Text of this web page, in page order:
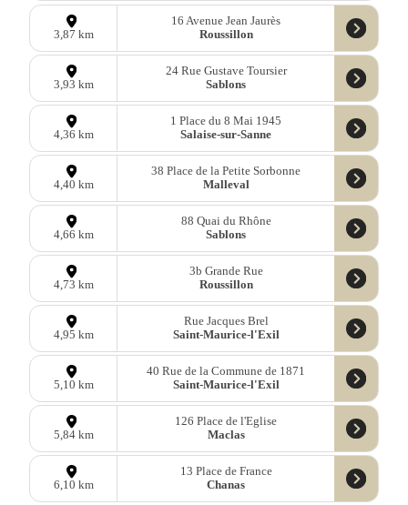
3,87 km
16 Avenue Jean Jaurès
Roussillon
3,93 km
24 Rue Gustave Toursier
Sablons
4,36 km
1 Place du 8 Mai 1945
Salaise-sur-Sanne
4,40 km
38 Place de la Petite Sorbonne
Malleval
4,66 km
88 Quai du Rhône
Sablons
4,73 km
3b Grande Rue
Roussillon
4,95 km
Rue Jacques Brel
Saint-Maurice-l'Exil
5,10 km
40 Rue de la Commune de 1871
Saint-Maurice-l'Exil
5,84 km
126 Place de l'Eglise
Maclas
6,10 km
13 Place de France
Chanas